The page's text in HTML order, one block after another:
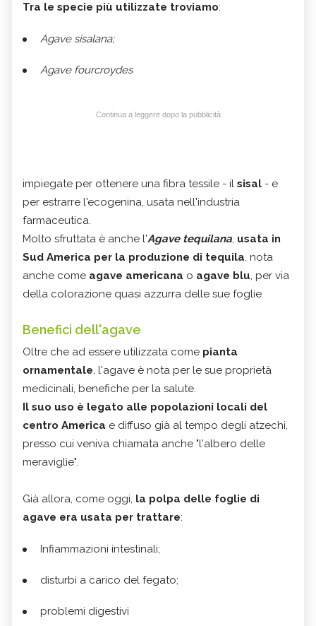
Tra le specie più utilizzate troviamo:
Agave sisalana;
Agave fourcroydes
Continua a leggere dopo la pubblicità
impiegate per ottenere una fibra tessile - il sisal - e
per estrarre l'ecogenina, usata nell'industria
farmaceutica.
Molto sfruttata è anche l'Agave tequilana, usata in
Sud America per la produzione di tequila, nota
anche come agave americana o agave blu, per via
della colorazione quasi azzurra delle sue foglie.
Benefici dell'agave
Oltre che ad essere utilizzata come pianta
ornamentale, l'agave è nota per le sue proprietà
medicinali, benefiche per la salute.
Il suo uso è legato alle popolazioni locali del
centro America e diffuso già al tempo degli atzechi,
presso cui veniva chiamata anche "l'albero delle
meraviglie".
Già allora, come oggi, la polpa delle foglie di
agave era usata per trattare:
Infiammazioni intestinali;
disturbi a carico del fegato;
problemi digestivi